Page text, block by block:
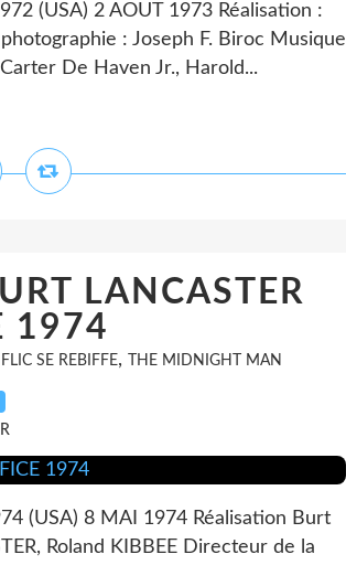
(USA) 2 AOUT 1973 Réalisation :
: Joseph F. Biroc Musique
De Haven Jr., Harold...
LANCASTER
1974
FLIC SE REBIFFE, THE MIDNIGHT MAN
(USA) 8 MAI 1974 Réalisation Burt
Roland KIBBEE Directeur de la